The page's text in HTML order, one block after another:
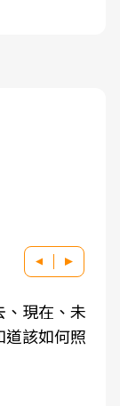
、現在、未
道該如何照